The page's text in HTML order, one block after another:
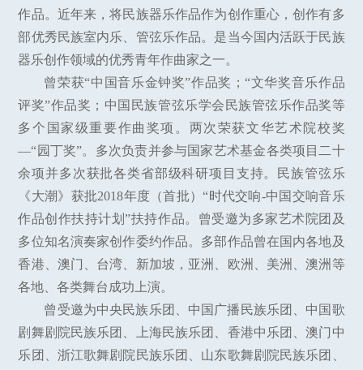
作品。近年来，将民族器乐作品作为创作重心，创作有多
部优秀民族室内乐、管弦乐作品。是当今国内活跃于民族
器乐创作领域的优秀青年作曲家之一。
曾荣获“中国音乐金钟奖”作品奖；“文华奖音乐作品
评奖”作品奖；中国民族管弦乐学会民族管弦乐作品奖等
多个国家级重要作曲奖项。两次荣获文华艺术院校奖
—“园丁奖”。多次负责并参与国家艺术基金各类项目二十
余项并多次获批各类省部级科研项目支持。民族管弦乐
《大潮》获批2018年度（首批）“时代交响-中国交响音乐
作品创作扶持计划”扶持作品。曾受邀为多家艺术院团及
多位知名演奏家创作委约作品。多部作品曾在国内各地及
香港、澳门、台湾、新加坡，亚洲、欧洲、美洲、澳洲等
各地、各类舞台成功上演。
曾受邀为中央民族乐团、中国广播民族乐团、中国歌
剧舞剧院民族乐团、上海民族乐团、香港中乐团、澳门中
乐团、浙江歌舞剧院民族乐团、山东歌舞剧院民族乐团、